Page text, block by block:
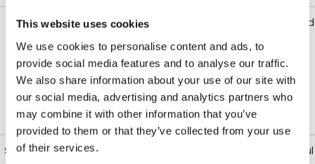
This website uses cookies
We use cookies to personalise content and ads, to
provide social media features and to analyse our traffic.
We also share information about your use of our site with
our social media, advertising and analytics partners who
may combine it with other information that you’ve
provided to them or that they’ve collected from your use
of their services.
Stol ”Bistro”
Art nr.2115
110kr
LÄGG TILL I VARUKORG
Stengodsbowl ”Nature” sand
Art nr.6506
11kr
LÄGG TILL I VARUKORG
Stengodstallrik ”Nature” grå
Värmeljuslykta ”Kusintha” gul